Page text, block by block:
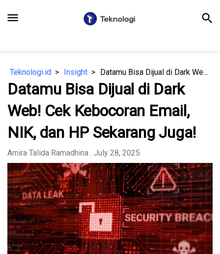
menu search
Teknologi.id Insight Datamu Bisa Dijual di Dark Web! Cek Kebocoran Email, NIK, dan HP Sekarang Juga!
Datamu Bisa Dijual di Dark
Web! Cek Kebocoran Email,
NIK, dan HP Sekarang Juga!
Amira Talida Ramadhina . July 28, 2025